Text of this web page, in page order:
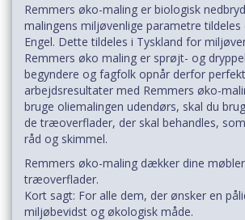
Remmers øko-maling er biologisk
malingens miljøvenlige parametre tildeles
Engel. Dette tildeles i Tyskland for
Remmers øko maling er sprøjt- og
begyndere og fagfolk opnår derfor
arbejdsresultater med Remmers øko-
bruge oliemalingen udendørs, skal du
de træoverflader, der skal behandles,
råd og skimmel.
Remmers øko-maling dækker dine
træoverflader.
Kort sagt: For alle dem, der ønsker en
miljøbevidst og økologisk måde.